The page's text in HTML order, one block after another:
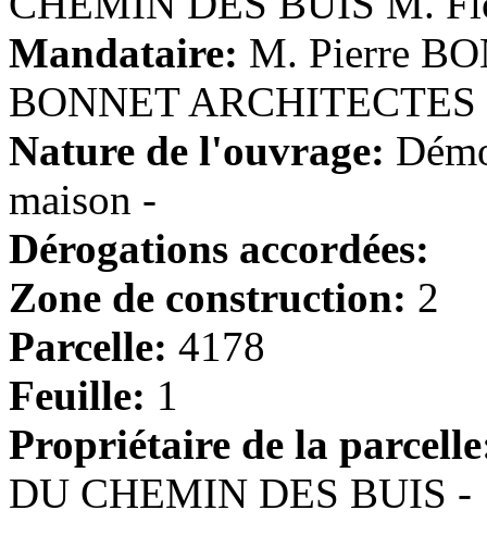
Mandataire: M. Pierre
BONNET
Nature de l'ouvrage:
maison -
Dérogations accordées:
Zone de construction: 2
Parcelle: 4178
Feuille: 1
Propriétaire de la
DU CHEMIN DES BUIS -